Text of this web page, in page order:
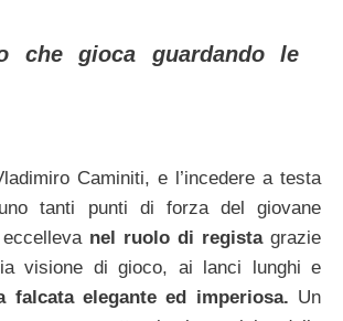
che gioca guardando le
Caminiti, e l’incedere a testa
tanti punti di forza del giovane
nel ruolo di regista grazie
visione di gioco, ai lanci lunghi e
falcata elegante ed imperiosa. Un